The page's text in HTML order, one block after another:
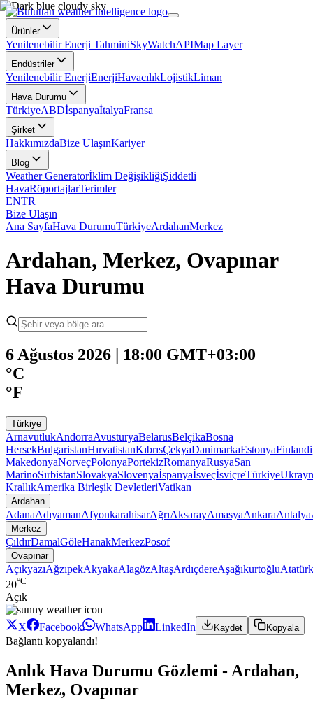
Ürünler
Yenilenebilir Enerji TahminiSkyWatchAPIMap Layer
Endüstriler
Yenilenebilir EnerjiEnerjiHavacılıkLojistikLiman
Hava Durumu
TürkiyeABDİspanyaİtalyaFransa
Şirket
HakkımızdaBize UlaşınKariyer
Blog
Weather Generatorİklim DeğişikliğiŞiddetli
HavaRöportajlarTerimler
ENTR
Bize Ulaşın
Ana SayfaHava DurumuTürkiyeArdahanMerkez
Ardahan, Merkez, Ovapınar
Hava Durumu
6 Ağustos 2026 | 18:00 GMT+03:00
°C
°F
Türkiye
ArnavutlukAndorraAvusturyaBelarusBelçikaBosna
HersekBulgaristanHırvatistanKıbrısÇekyaDanimarkaEstonya
MakedonyaNorveçPolonyaPortekizRomanyaRusyaSan
MarinoSırbistanSlovakyaSlovenyaİspanyaİsveçİsviçreTürkiye
KrallıkAmerika Birleşik DevletleriVatikan
Ardahan
AdanaAdıyamanAfyonkarahisarAğrıAksarayAmasyaAnkaraAntalya
Merkez
ÇıldırDamalGöleHanakMerkezPosof
Ovapınar
AçıkyazıAğzıpekAkyakaAlagözAltaşArdıçdereAşağıkurtoğluAtatürk
20°C
Açık
X Facebook WhatsApp LinkedIn Kaydet Kopyala
Bağlantı kopyalandı!
Anlık Hava Durumu Gözlemi - Ardahan,
Merkez, Ovapınar